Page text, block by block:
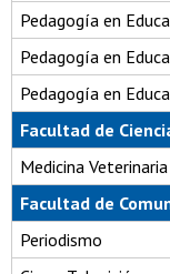
Pedagogía en
Pedagogía en
Pedagogía en
Facultad de
Medicina Veterinaria
Facultad de
Periodismo